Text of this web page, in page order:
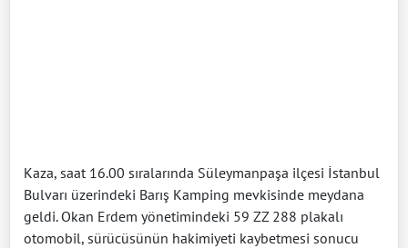
Kaza, saat 16.00 sıralarında Süleymanpaşa ilçesi İstanbul
Bulvarı üzerindeki Barış Kamping mevkisinde meydana
geldi. Okan Erdem yönetimindeki 59 ZZ 288 plakalı
otomobil, sürücüsünün hakimiyeti kaybetmesi sonucu